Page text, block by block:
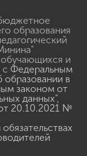
образования
и
с Федеральным
в
законом от
данных",
20.10.2021 №